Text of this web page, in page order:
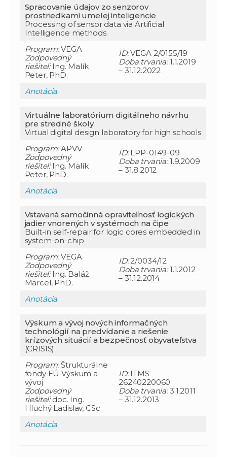
Spracovanie údajov zo senzorov
prostriedkami umelej inteligencie
Processing of sensor data via Artificial
Intelligence methods.
Program:VEGA
Zodpovedný
riešiteľ:Ing. Malík
Peter, PhD.
ID:VEGA 2/0155/19
Doba trvania:1.1.2019
– 31.12.2022
Anotácia
Virtuálne laboratórium digitálneho návrhu
pre stredné školy
Virtual digital design laboratory for high schools
Program:APVV
Zodpovedný
riešiteľ:Ing. Malík
Peter, PhD.
ID:LPP-0149-09
Doba trvania:1.9.2009
– 31.8.2012
Anotácia
Vstavaná samočinná opraviteľnosť logických
jadier vnorených v systémoch na čipe
Built-in self-repair for logic cores embedded in
system-on-chip
Program:VEGA
Zodpovedný
riešiteľ:Ing. Baláž
Marcel, PhD.
ID:2/0034/12
Doba trvania:1.1.2012
– 31.12.2014
Anotácia
Výskum a vývoj nových informačných
technológií na predvídanie a riešenie
krízových situácií a bezpečnosť obyvateľstva
(CRISIS)
Program:Štrukturálne
fondy EÚ Výskum a
vývoj
Zodpovedný
riešiteľ:doc. Ing.
Hluchý Ladislav, CSc.
ID:ITMS
26240220060
Doba trvania:3.1.2011
– 31.12.2013
Anotácia